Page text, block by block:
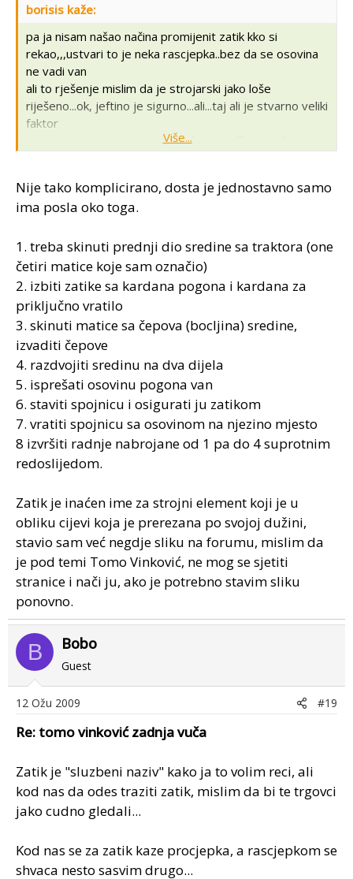
borisis kaže:
pa ja nisam našao načina promijenit zatik kko si
rekao,,,ustvari to je neka rascjepka..bez da se osovina
ne vadi van
ali to rješenje mislim da je strojarski jako loše
riješeno...ok, jeftino je sigurno...ali...taj ali je stvarno veliki
faktor
strojar sam i ja po struci, pa tako razmišljam...takav spoj
Više...
Nije tako komplicirano, dosta je jednostavno samo
ima posla oko toga.
1. treba skinuti prednji dio sredine sa traktora (one
četiri matice koje sam označio)
2. izbiti zatike sa kardana pogona i kardana za
priključno vratilo
3. skinuti matice sa čepova (bocljina) sredine,
izvaditi čepove
4. razdvojiti sredinu na dva dijela
5. isprešati osovinu pogona van
6. staviti spojnicu i osigurati ju zatikom
7. vratiti spojnicu sa osovinom na njezino mjesto
8 izvršiti radnje nabrojane od 1 pa do 4 suprotnim
redoslijedom.
Zatik je inaćen ime za strojni element koji je u
obliku cijevi koja je prerezana po svojoj dužini,
stavio sam već negdje sliku na forumu, mislim da
je pod temi Tomo Vinković, ne mog se sjetiti
stranice i nači ju, ako je potrebno stavim sliku
ponovno.
B Bobo
Guest
12 Ožu 2009 #19
Re: tomo vinković zadnja vuča
Zatik je "sluzbeni naziv" kako ja to volim reci, ali
kod nas da odes traziti zatik, mislim da bi te trgovci
jako cudno gledali...
Kod nas se za zatik kaze procjepka, a rascjepkom se
shvaca nesto sasvim drugo...